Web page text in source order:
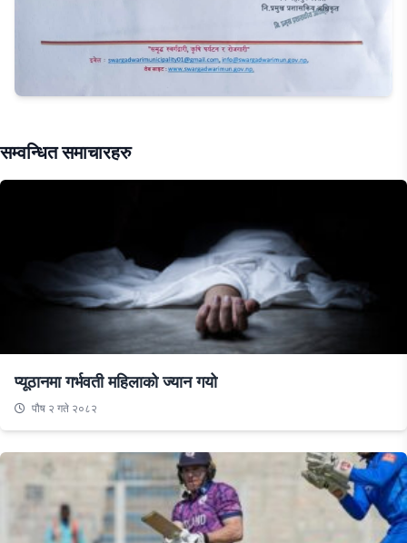
सम्वन्धित समाचारहरु
प्यूठानमा गर्भवती महिलाको ज्यान गयो
पौष २ गते २०८२